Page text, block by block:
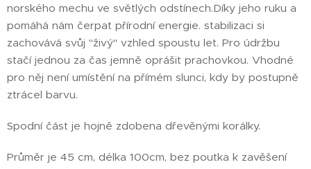
norského mechu ve světlých odstínech.Díky jeho ruku a
pomáhá nám čerpat přírodní energie. stabilizaci si
zachovává svůj "živý" vzhled spoustu let. Pro údržbu
stačí jednou za čas jemně oprášit prachovkou. Vhodné
pro něj není umístění na přímém slunci, kdy by postupně
ztrácel barvu.
Spodní část je hojně zdobena dřevěnými korálky.
Průměr je 45 cm, délka 100cm, bez poutka k zavěšení